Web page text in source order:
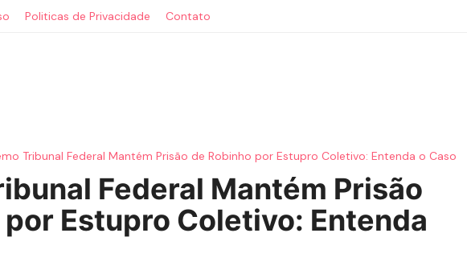
Politicas de Privacidade Contato
Tribunal Federal Mantém Prisão de Robinho por Estupro Coletivo: Entenda o Caso
Federal Mantém Prisão
Estupro Coletivo: Entenda